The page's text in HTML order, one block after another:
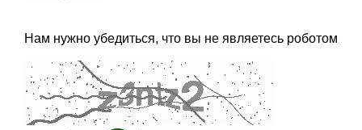
Нам нужно убедиться, что вы не являетесь роботом